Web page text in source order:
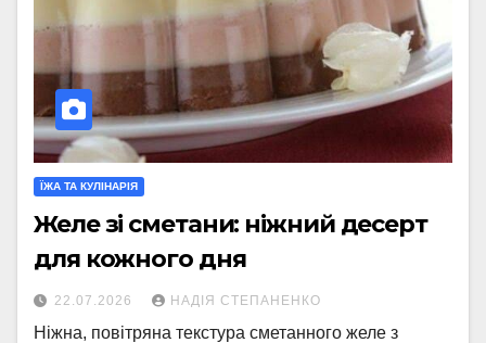
ЇЖА ТА КУЛІНАРІЯ
Желе зі сметани: ніжний десерт
для кожного дня
22.07.2026 НАДІЯ СТЕПАНЕНКО
Ніжна, повітряна текстура сметанного желе з